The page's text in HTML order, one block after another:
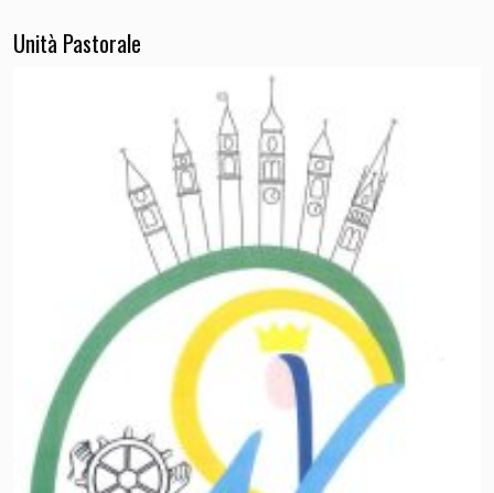
Unità Pastorale